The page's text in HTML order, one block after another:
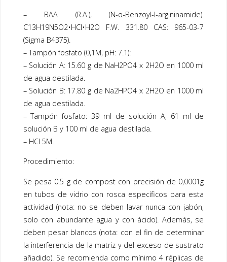
– BAA (R.A.), (N-α-Benzoyl-l-argininamide).
C13H19N5O2•HCl•H2O F.W. 331.80 CAS: 965-03-7
(Sigma B4375).
– Tampón fosfato (0,1M, pH: 7.1):
– Solución A: 15.60 g de NaH2PO4 x 2H2O en 1000 ml
de agua destilada.
– Solución B: 17.80 g de Na2HPO4 x 2H2O en 1000 ml
de agua destilada.
– Tampón fosfato: 39 ml de solución A, 61 ml de
solución B y 100 ml de agua destilada.
– HCl 5M.
Procedimiento:
Se pesa 0.5 g de compost con precisión de 0,0001g
en tubos de vidrio con rosca específicos para esta
actividad (nota: no se deben lavar nunca con jabón,
solo con abundante agua y con ácido). Además, se
deben pesar blancos (nota: con el fin de determinar
la interferencia de la matriz y del exceso de sustrato
añadido). Se recomienda como mínimo 4 réplicas de